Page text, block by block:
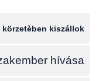
körzetèben kiszállok
hívása